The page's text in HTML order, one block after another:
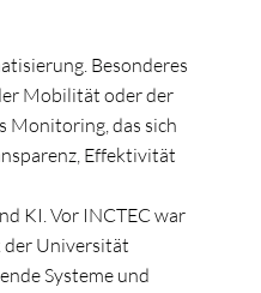
Besonderes
Mobilität oder der
Monitoring, das sich
Effektivität
KI. Vor INCTEC war
der Universität
Systeme und